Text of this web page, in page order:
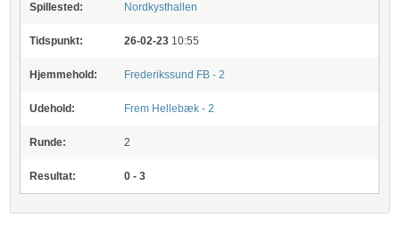
Spillested: Nordkysthallen
Tidspunkt: 26-02-23 10:55
Hjemmehold: Frederikssund FB - 2
Udehold: Frem Hellebæk - 2
Runde: 2
Resultat: 0 - 3